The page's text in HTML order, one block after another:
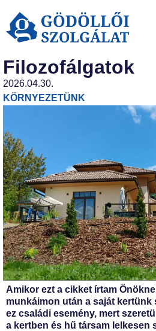
Filozofálgatok
2026.04.30.
KÖRNYEZETÜNK
Amikor ezt a cikket írtam
munkáimon után a saját kertünk
ez családi esemény, mert
a kertben és hű társam lelkesen